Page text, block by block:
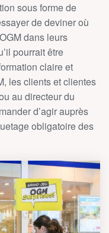
sous forme de
de deviner où
dans leurs
pourrait être
claire et
les clients et clientes
au directeur du
d’agir auprès
obligatoire des